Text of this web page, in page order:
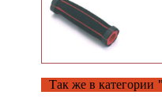
Так же в категории